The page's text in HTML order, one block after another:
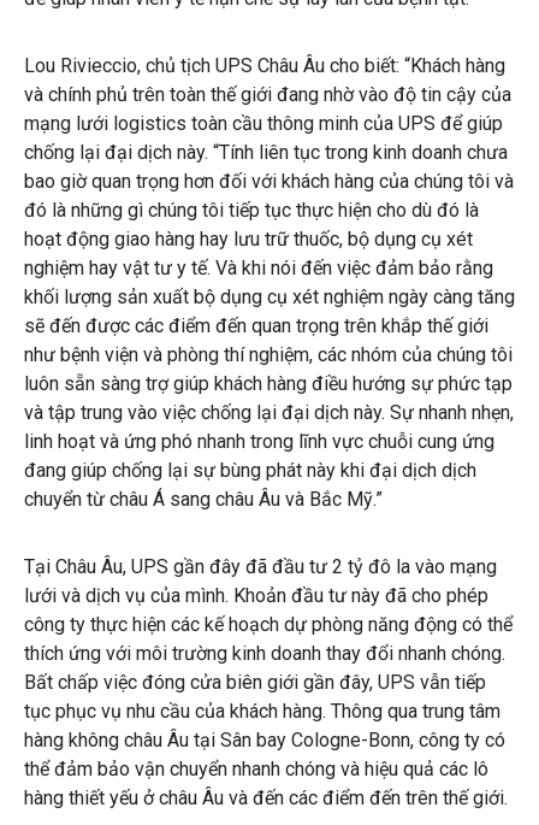
Lou Rivieccio, chủ tịch UPS Châu Âu cho biết: “Khách hàng
và chính phủ trên toàn thế giới đang nhờ vào độ tin cậy của
mạng lưới logistics toàn cầu thông minh của UPS để giúp
chống lại đại dịch này. “Tính liên tục trong kinh doanh chưa
bao giờ quan trọng hơn đối với khách hàng của chúng tôi và
đó là những gì chúng tôi tiếp tục thực hiện cho dù đó là
hoạt động giao hàng hay lưu trữ thuốc, bộ dụng cụ xét
nghiệm hay vật tư y tế. Và khi nói đến việc đảm bảo rằng
khối lượng sản xuất bộ dụng cụ xét nghiệm ngày càng tăng
sẽ đến được các điểm đến quan trọng trên khắp thế giới
như bệnh viện và phòng thí nghiệm, các nhóm của chúng tôi
luôn sẵn sàng trợ giúp khách hàng điều hướng sự phức tạp
và tập trung vào việc chống lại đại dịch này. Sự nhanh nhẹn,
linh hoạt và ứng phó nhanh trong lĩnh vực chuỗi cung ứng
đang giúp chống lại sự bùng phát này khi đại dịch dịch
chuyển từ châu Á sang châu Âu và Bắc Mỹ.”
Tại Châu Âu, UPS gần đây đã đầu tư 2 tỷ đô la vào mạng
lưới và dịch vụ của mình. Khoản đầu tư này đã cho phép
công ty thực hiện các kế hoạch dự phòng năng động có thể
thích ứng với môi trường kinh doanh thay đổi nhanh chóng.
Bất chấp việc đóng cửa biên giới gần đây, UPS vẫn tiếp
tục phục vụ nhu cầu của khách hàng. Thông qua trung tâm
hàng không châu Âu tại Sân bay Cologne-Bonn, công ty có
thể đảm bảo vận chuyển nhanh chóng và hiệu quả các lô
hàng thiết yếu ở châu Âu và đến các điểm đến trên thế giới.